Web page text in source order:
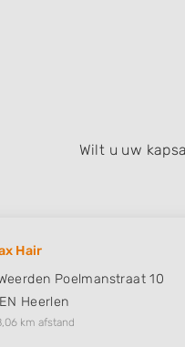
van Schin op Geul.
Wilt u uw
Hair
Poelmanstraat 10
Heerlen
km afstand